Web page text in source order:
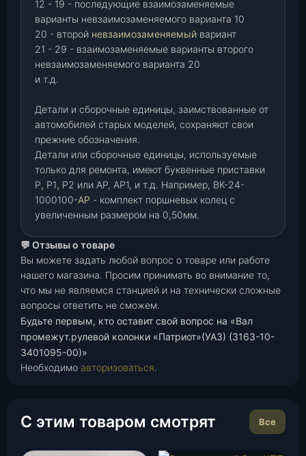
12 - 19 - последующие взаимозаменяемые
варианты невзаимозаменяемого варианта 10
20 - второй невзаимозаменяемый вариант
21 - 29 - взаимозаменяемые варианты второго
невзаимозаменяемого варианта 20
и т.д.
Детали и сборочные единицы, заимствованные от
автомобилей старых моделей, сохраняют свои
прежние обозначения.
Детали или сборочные единицы, используемые
только для ремонта, имеют буквенные приставки
Р, Р1, Р2 или АР, АР1, и т.д. Например, ВК-24-
1000100-АР - комплект поршневых колец с
увеличенным размером на 0,50мм.
💬 Отзывы о товаре
Вы можете задать любой вопрос о товаре или работе
нашего магазина. Просим принимать во внимание то,
что мы не являемся станцией и на технически сложные
вопросы ответить не сможем.
Будьте первым, кто оставит свой вопрос на «Вал
промежут.рулевой колонки «Патриот»(УАЗ) (3163-10-
3401095-00)»
Необходимо авторизоваться.
С этим товаром смотрят Все